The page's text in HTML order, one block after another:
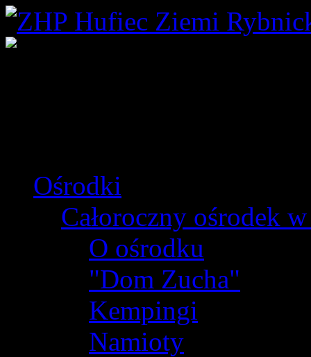
Ośrodki
Całoroczny ośrodek
O ośrodku
"Dom Zucha"
Kempingi
Namioty